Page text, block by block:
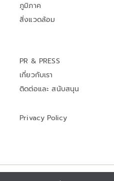
ภูมิภาค
สิ่งแวดล้อม
PR & PRESS
เกี่ยวกับเรา
ติดต่อและ สนับสนุน
Privacy Policy